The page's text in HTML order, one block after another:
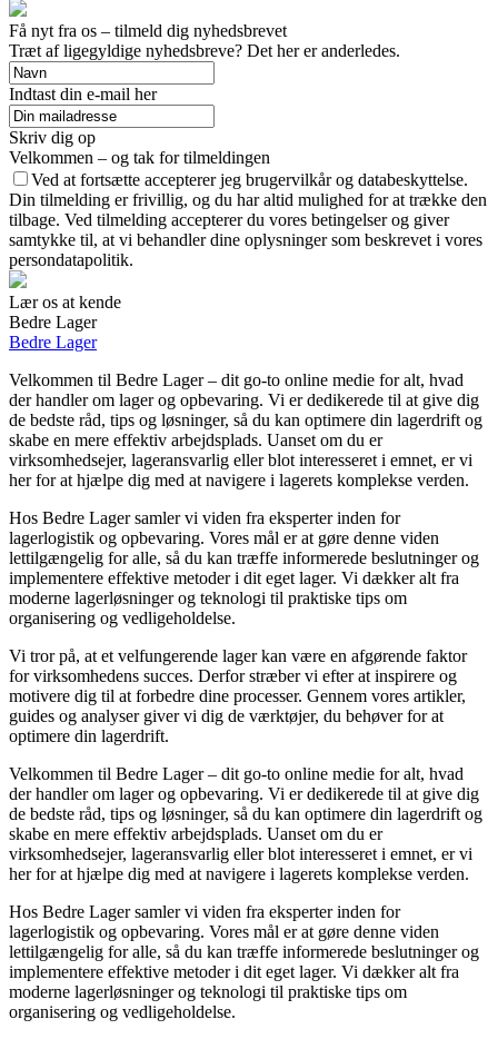
Få nyt fra os – tilmeld dig nyhedsbrevet
Træt af ligegyldige nyhedsbreve? Det her er anderledes.
Indtast din e-mail her
Skriv dig op
Velkommen – og tak for tilmeldingen
Ved at fortsætte accepterer jeg brugervilkår og databeskyttelse.
Din tilmelding er frivillig, og du har altid mulighed for at trække den
tilbage. Ved tilmelding accepterer du vores betingelser og giver
samtykke til, at vi behandler dine oplysninger som beskrevet i vores
persondatapolitik.
Lær os at kende
Bedre Lager
Bedre Lager
Velkommen til Bedre Lager – dit go-to online medie for alt, hvad
der handler om lager og opbevaring. Vi er dedikerede til at give dig
de bedste råd, tips og løsninger, så du kan optimere din lagerdrift og
skabe en mere effektiv arbejdsplads. Uanset om du er
virksomhedsejer, lageransvarlig eller blot interesseret i emnet, er vi
her for at hjælpe dig med at navigere i lagerets komplekse verden.
Hos Bedre Lager samler vi viden fra eksperter inden for
lagerlogistik og opbevaring. Vores mål er at gøre denne viden
lettilgængelig for alle, så du kan træffe informerede beslutninger og
implementere effektive metoder i dit eget lager. Vi dækker alt fra
moderne lagerløsninger og teknologi til praktiske tips om
organisering og vedligeholdelse.
Vi tror på, at et velfungerende lager kan være en afgørende faktor
for virksomhedens succes. Derfor stræber vi efter at inspirere og
motivere dig til at forbedre dine processer. Gennem vores artikler,
guides og analyser giver vi dig de værktøjer, du behøver for at
optimere din lagerdrift.
Velkommen til Bedre Lager – dit go-to online medie for alt, hvad
der handler om lager og opbevaring. Vi er dedikerede til at give dig
de bedste råd, tips og løsninger, så du kan optimere din lagerdrift og
skabe en mere effektiv arbejdsplads. Uanset om du er
virksomhedsejer, lageransvarlig eller blot interesseret i emnet, er vi
her for at hjælpe dig med at navigere i lagerets komplekse verden.
Hos Bedre Lager samler vi viden fra eksperter inden for
lagerlogistik og opbevaring. Vores mål er at gøre denne viden
lettilgængelig for alle, så du kan træffe informerede beslutninger og
implementere effektive metoder i dit eget lager. Vi dækker alt fra
moderne lagerløsninger og teknologi til praktiske tips om
organisering og vedligeholdelse.